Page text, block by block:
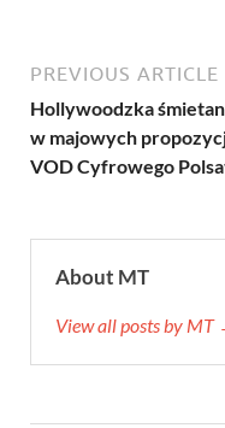
PREVIOUS ARTICLE
Hollywoodzka
w majowych
VOD Cyfrowego
About MT
View all posts by MT